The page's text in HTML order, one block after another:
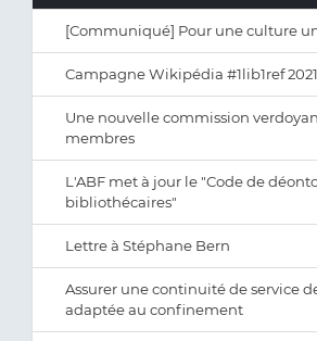
[Communiqué] Pour une culture
Campagne Wikipédia #1lib1ref 2021
Une nouvelle commission
membres
L'ABF met à jour le "Code de
bibliothécaires"
Lettre à Stéphane Bern
Assurer une continuité de service
adaptée au confinement